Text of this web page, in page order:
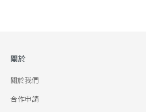
關於
關於我們
合作申請